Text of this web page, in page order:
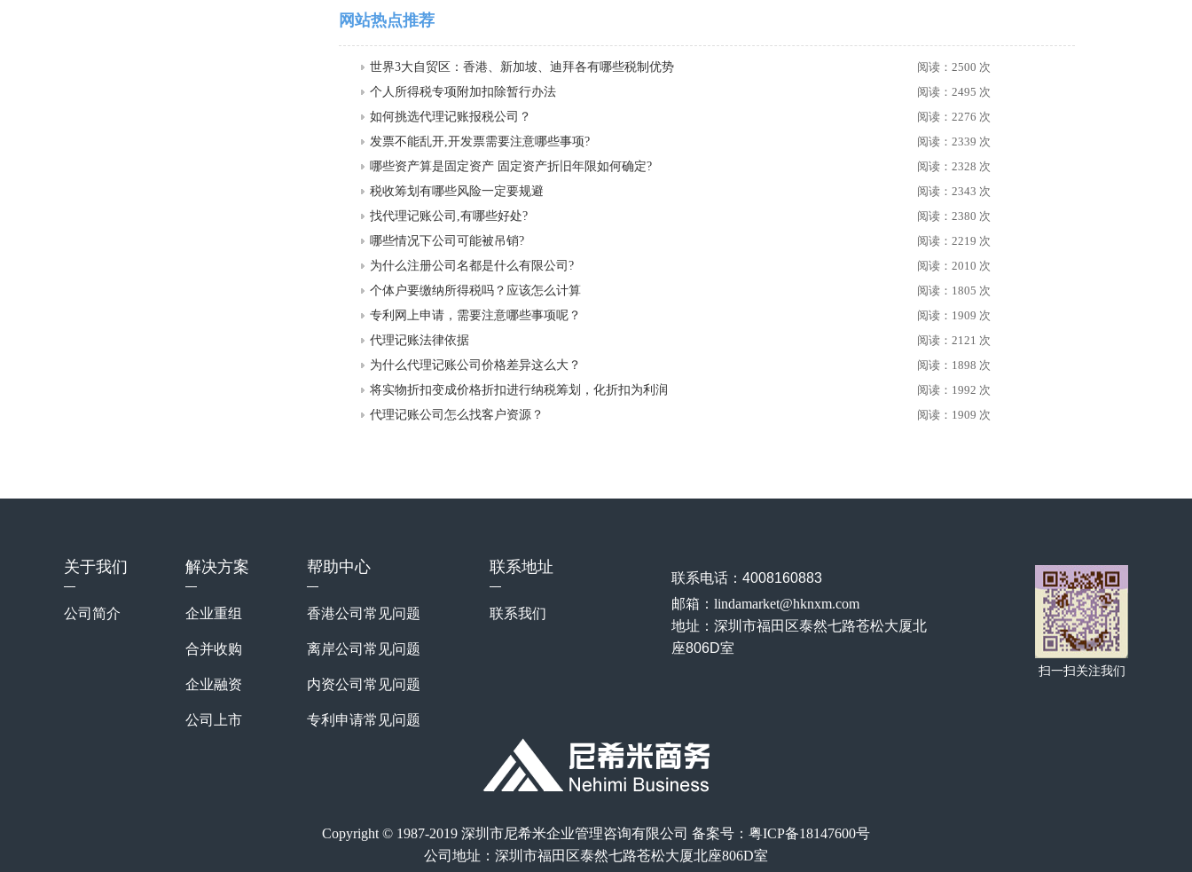
网站热点推荐
世界3大自贸区：香港、新加坡、迪拜各有哪些税制优势
阅读：2500 次
个人所得税专项附加扣除暂行办法
阅读：2495 次
如何挑选代理记账报税公司？
阅读：2276 次
发票不能乱开,开发票需要注意哪些事项?
阅读：2339 次
哪些资产算是固定资产 固定资产折旧年限如何确定?
阅读：2328 次
税收筹划有哪些风险一定要规避
阅读：2343 次
找代理记账公司,有哪些好处?
阅读：2380 次
哪些情况下公司可能被吊销?
阅读：2219 次
为什么注册公司名都是什么有限公司?
阅读：2010 次
个体户要缴纳所得税吗？应该怎么计算
阅读：1805 次
专利网上申请，需要注意哪些事项呢？
阅读：1909 次
代理记账法律依据
阅读：2121 次
为什么代理记账公司价格差异这么大？
阅读：1898 次
将实物折扣变成价格折扣进行纳税筹划，化折扣为利润
阅读：1992 次
代理记账公司怎么找客户资源？
阅读：1909 次
关于我们
公司简介
解决方案
企业重组
合并收购
企业融资
公司上市
帮助中心
香港公司常见问题
离岸公司常见问题
内资公司常见问题
专利申请常见问题
联系地址
联系我们
联系电话：4008160883
邮箱：lindamarket@hknxm.com
地址： 深圳市福田区泰然七路苍松大厦北
座806D室
扫一扫关注我们
Copyright © 1987-2019 深圳市尼希米企业管理咨询有限公司 备案号： 粤ICP备18147600号
公司地址：深圳市福田区泰然七路苍松大厦北座806D室